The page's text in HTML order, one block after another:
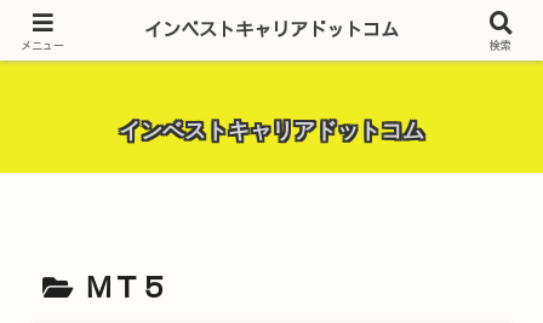
昨今話題の投資全般・金融関連全般・ＦＸトレード全般・生活に役立つ情報・
インベストキャリアドットコム
ＭＴ５
メニュー
インベストキャリアドットコム
検索